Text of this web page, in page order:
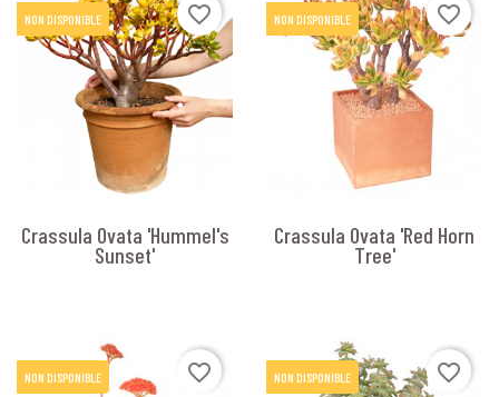
NON DISPONIBLE favorite_border
Crassula Ovata 'Hummel's
Sunset'
NON DISPONIBLE favorite_border
Crassula Ovata 'Red Horn
Tree'
NON DISPONIBLE favorite_border NON DISPONIBLE favorite_border